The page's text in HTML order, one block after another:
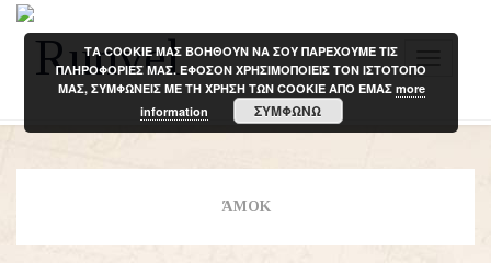
ΆΜΟΚ
ΤΑ COOKIE ΜΑΣ ΒΟΗΘΟΥΝ ΝΑ ΣΟΥ ΠΑΡΕΧΟΥΜΕ ΤΙΣ
ΠΛΗΡΟΦΟΡΙΕΣ ΜΑΣ. ΕΦΟΣΟΝ ΧΡΗΣΙΜΟΠΟΙΕΙΣ ΤΟΝ ΙΣΤΟΤΟΠΟ
ΜΑΣ, ΣΥΜΦΩΝΕΙΣ ΜΕ ΤΗ ΧΡΗΣΗ ΤΩΝ COOKIE ΑΠΟ ΕΜΑΣ more
information
ΣΥΜΦΩΝΩ